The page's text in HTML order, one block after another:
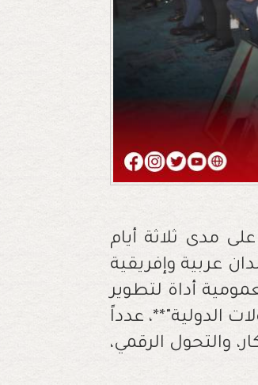
مدى ثلاثة أيام
عربية وإفريقية
أداة لتطوير
الدولية"**، عدداً
والتحول الرقمي،